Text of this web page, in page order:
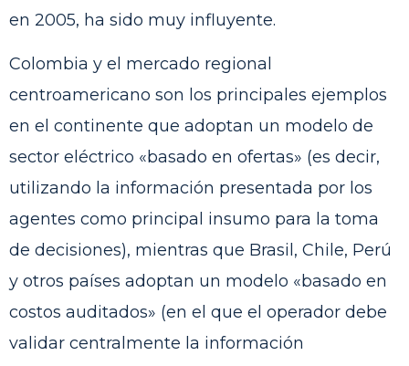
en 2005, ha sido muy influyente.
Colombia y el mercado regional
centroamericano son los principales ejemplos
en el continente que adoptan un modelo de
sector eléctrico «basado en ofertas» (es decir,
utilizando la información presentada por los
agentes como principal insumo para la toma
de decisiones), mientras que Brasil, Chile, Perú
y otros países adoptan un modelo «basado en
costos auditados» (en el que el operador debe
validar centralmente la información